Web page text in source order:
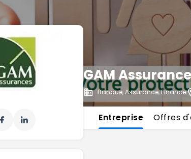
GAM
Banque, Assurance, Finance
Entreprise Offres